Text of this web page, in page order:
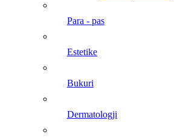
para - pas
estetike
bukuri
dermatologji